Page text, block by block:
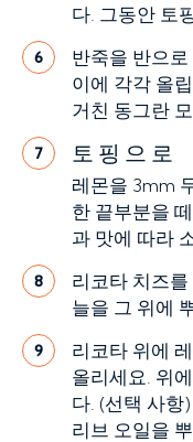
다. 그동안 토
6
반죽을 반으
이에 각각 올
거친 동그란
7 토핑으로
레몬을 3mm
한 끝부분을
과 맛에 따라
8
리코타 치즈
늘을 그 위에
9
리코타 위에
올리세요. 위
다. (선택 사항
리브 오일을